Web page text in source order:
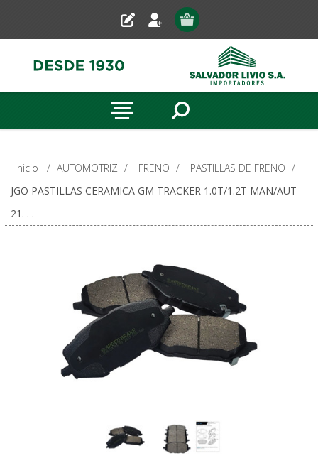
Inicio / AUTOMOTRIZ / FRENO / PASTILLAS DE FRENO /
JGO PASTILLAS CERAMICA GM TRACKER 1.0T/1.2T MAN/AUT
21. . .